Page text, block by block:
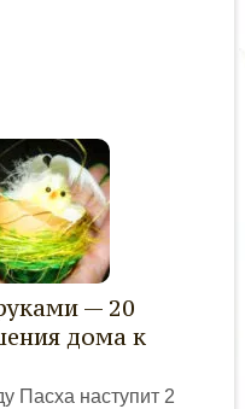
— 20
дома к
Пасха наступит 2